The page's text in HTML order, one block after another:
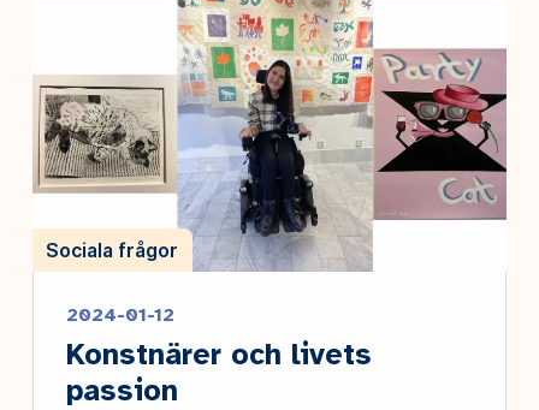
Sociala frågor
2024-01-12
Konstnärer och livets
passion